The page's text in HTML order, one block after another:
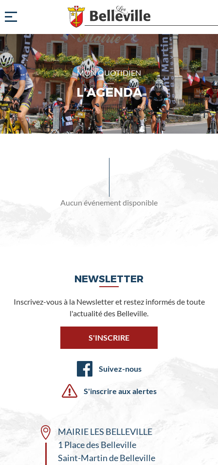
MON QUOTIDIEN
L’AGENDA
Aucun événement disponible
NEWSLETTER
Inscrivez-vous à la Newsletter et restez informés de toute
l'actualité des Belleville.
S'INSCRIRE
Suivez-nous
S'inscrire aux alertes
MAIRIE LES BELLEVILLE
1 Place des Belleville
Saint-Martin de Belleville